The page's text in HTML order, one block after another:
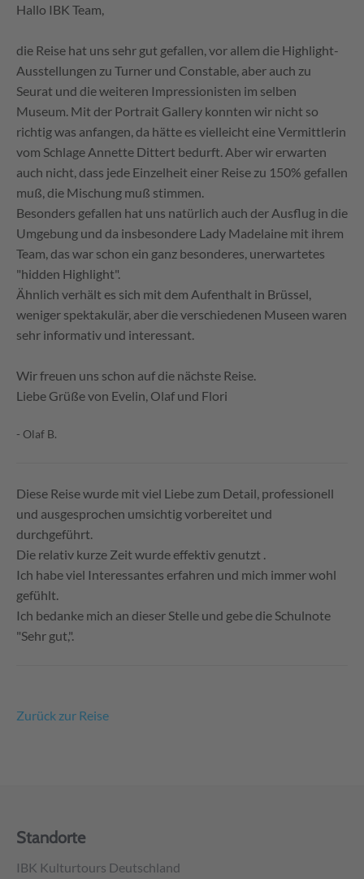
Hallo IBK Team,
die Reise hat uns sehr gut gefallen, vor allem die Highlight-
Ausstellungen zu Turner und Constable, aber auch zu
Seurat und die weiteren Impressionisten im selben
Museum. Mit der Portrait Gallery konnten wir nicht so
richtig was anfangen, da hätte es vielleicht eine Vermittlerin
vom Schlage Annette Dittert bedurft. Aber wir erwarten
auch nicht, dass jede Einzelheit einer Reise zu 150% gefallen
muß, die Mischung muß stimmen.
Besonders gefallen hat uns natürlich auch der Ausflug in die
Umgebung und da insbesondere Lady Madelaine mit ihrem
Team, das war schon ein ganz besonderes, unerwartetes
"hidden Highlight".
Ähnlich verhält es sich mit dem Aufenthalt in Brüssel,
weniger spektakulär, aber die verschiedenen Museen waren
sehr informativ und interessant.
Wir freuen uns schon auf die nächste Reise.
Liebe Grüße von Evelin, Olaf und Flori
- Olaf B.
Diese Reise wurde mit viel Liebe zum Detail, professionell
und ausgesprochen umsichtig vorbereitet und
durchgeführt.
Die relativ kurze Zeit wurde effektiv genutzt .
Ich habe viel Interessantes erfahren und mich immer wohl
gefühlt.
Ich bedanke mich an dieser Stelle und gebe die Schulnote
"Sehr gut,".
Zurück zur Reise
Standorte
IBK Kulturtours Deutschland